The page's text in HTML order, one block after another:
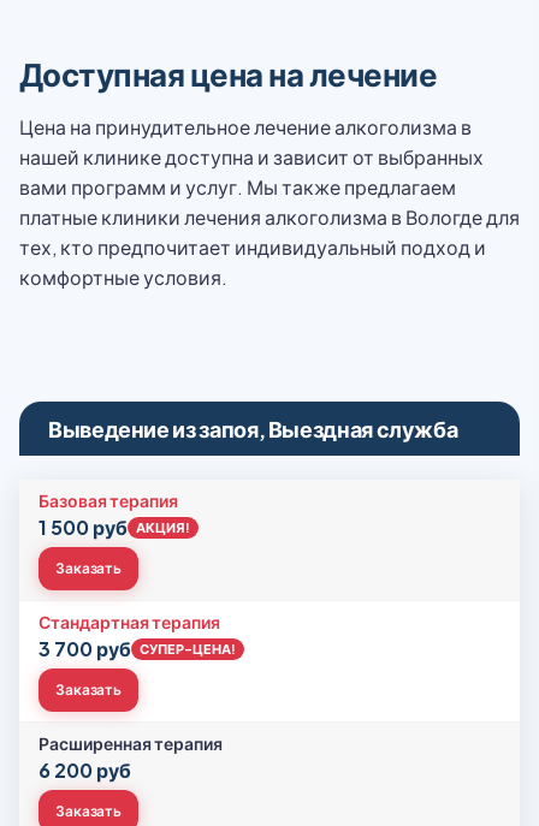
Доступная цена на лечение
Цена на принудительное лечение алкоголизма в
нашей клинике доступна и зависит от выбранных
вами программ и услуг. Мы также предлагаем
платные клиники лечения алкоголизма в Вологде для
тех, кто предпочитает индивидуальный подход и
комфортные условия.
Выведение из запоя, Выездная служба
Базовая терапия
1 500 руб АКЦИЯ!
Заказать
Стандартная терапия
3 700 руб СУПЕР-ЦЕНА!
Заказать
Расширенная терапия
6 200 руб
Заказать